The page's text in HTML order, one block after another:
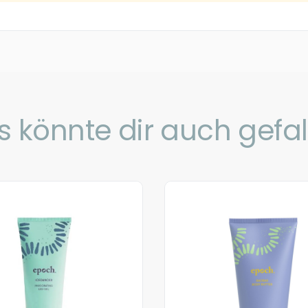
könnte dir auch